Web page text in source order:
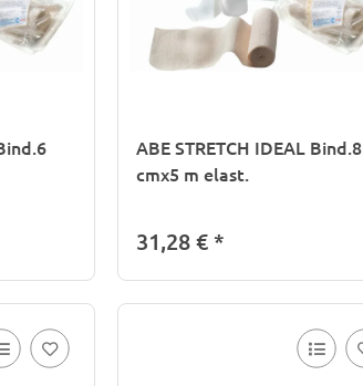
ABE STRETCH IDEAL Bind.8
cmx5 m elast.
31,28 €*